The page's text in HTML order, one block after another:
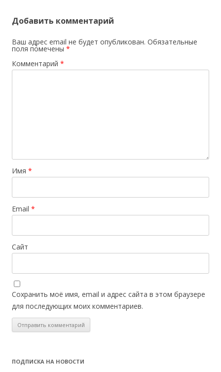
Добавить комментарий
Ваш адрес email не будет опубликован. Обязательные
поля помечены *
Комментарий *
Имя *
Email *
Сайт
Сохранить моё имя, email и адрес сайта в этом браузере
для последующих моих комментариев.
ПОДПИСКА НА НОВОСТИ